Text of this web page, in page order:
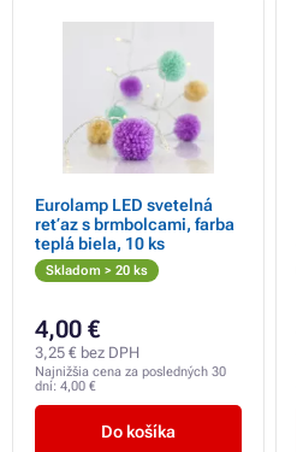
Eurolamp LED svetelná
reťaz s brmbolcami, farba
teplá biela, 10 ks
Skladom > 20 ks
4,00 €
3,25 € bez DPH
Najnižšia cena za posledných 30
dní: 4,00 €
Do košíka